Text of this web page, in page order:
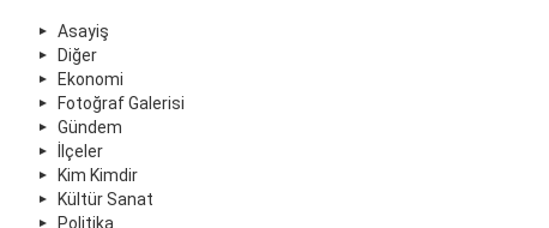
Asayiş
Diğer
Ekonomi
Fotoğraf Galerisi
Gündem
İlçeler
Kim Kimdir
Kültür Sanat
Politika